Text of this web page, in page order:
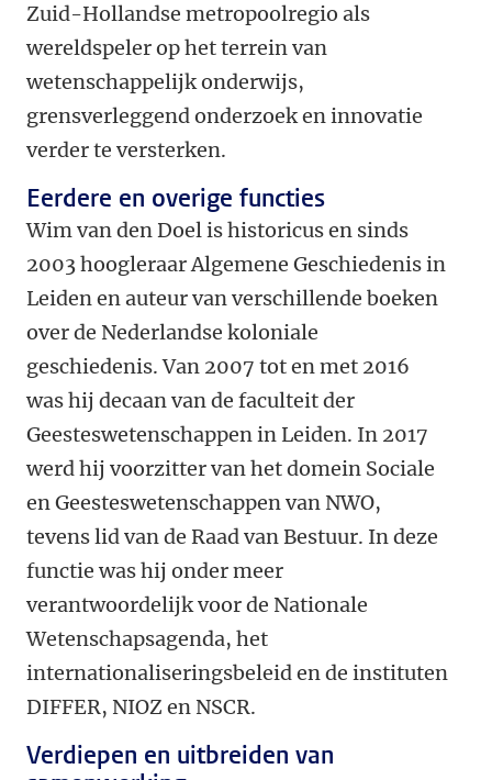
Zuid-Hollandse metropoolregio als
wereldspeler op het terrein van
wetenschappelijk onderwijs,
grensverleggend onderzoek en innovatie
verder te versterken.
Eerdere en overige functies
Wim van den Doel is historicus en sinds
2003 hoogleraar Algemene Geschiedenis in
Leiden en auteur van verschillende boeken
over de Nederlandse koloniale
geschiedenis. Van 2007 tot en met 2016
was hij decaan van de faculteit der
Geesteswetenschappen in Leiden. In 2017
werd hij voorzitter van het domein Sociale
en Geesteswetenschappen van NWO,
tevens lid van de Raad van Bestuur. In deze
functie was hij onder meer
verantwoordelijk voor de Nationale
Wetenschapsagenda, het
internationaliseringsbeleid en de instituten
DIFFER, NIOZ en NSCR.
Verdiepen en uitbreiden van